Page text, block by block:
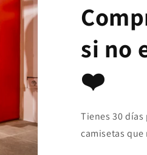
si no
❤️
Tienes 30
camisetas